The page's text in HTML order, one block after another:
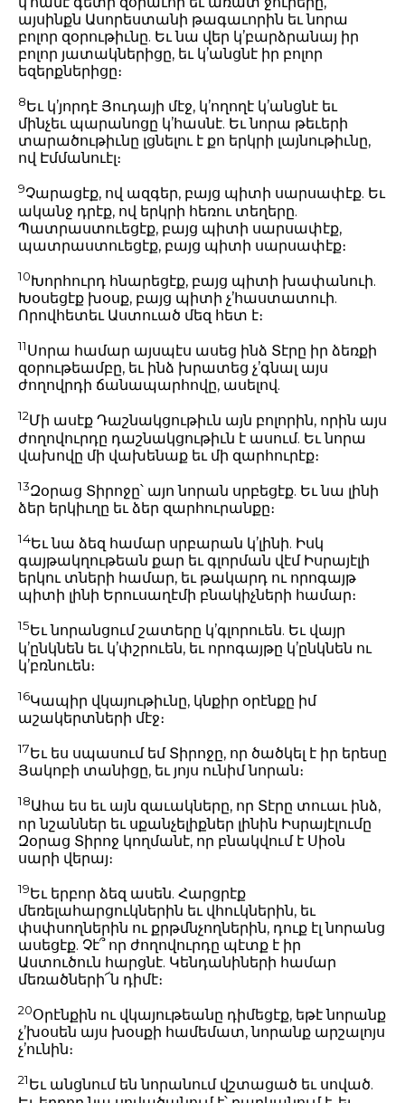
այսինքն Ասորեստանի թագաւորին եւ նորա
բոլոր զօրութիւնը. Եւ նա վեր կ’բարձրանայ իր
բոլոր յատակներիցը, եւ կ’անցնէ իր բոլոր
եզերքներիցը։
8Եւ կ’յորդէ Յուդայի մէջ, կ’ողողէ կ’անցնէ եւ
մինչեւ պարանոցը կ’հասնէ. Եւ նորա թեւերի
տարածութիւնը լցնելու է քո երկրի լայնութիւնը,
ով Էմմանուէլ։
9Չարացէք, ով ազգեր, բայց պիտի սարսափէք. Եւ
ականջ դրէք, ով երկրի հեռու տեղերը.
Պատրաստուեցէք, բայց պիտի սարսափէք,
պատրաստուեցէք, բայց պիտի սարսափէք։
10Խորհուրդ հնարեցէք, բայց պիտի խափանուի.
Խօսեցէք խօսք, բայց պիտի չ’հաստատուի.
Որովհետեւ Աստուած մեզ հետ է։
11Սորա համար այսպէս ասեց ինձ Տէրը իր ձեռքի
զօրութեամբը, եւ ինձ խրատեց չ’գնալ այս
ժողովրդի ճանապարհովը, ասելով.
12Մի ասէք Դաշնակցութիւն այն բոլորին, որին այս
ժողովուրդը դաշնակցութիւն է ասում. Եւ նորա
վախովը մի վախենաք եւ մի զարհուրէք։
13Զօրաց Տիրոջը՝ այո նորան սրբեցէք. Եւ նա լինի
ձեր երկիւղը եւ ձեր զարհուրանքը։
14Եւ նա ձեզ համար սրբարան կ’լինի. Իսկ
գայթակղութեան քար եւ գլորման վէմ Իսրայէլի
երկու տների համար, եւ թակարդ ու որոգայթ
պիտի լինի Երուսաղէմի բնակիչների համար։
15Եւ նորանցում շատերը կ’գլորուեն. Եւ վայր
կ’ընկնեն եւ կ’փշրուեն, եւ որոգայթը կ’ընկնեն ու
կ’բռնուեն։
16Կապիր վկայութիւնը, կնքիր օրէնքը իմ
աշակերտների մէջ։
17Եւ ես սպասում եմ Տիրոջը, որ ծածկել է իր երեսը
Յակոբի տանիցը, եւ յոյս ունիմ նորան։
18Ահա ես եւ այն զաւակները, որ Տէրը տուաւ ինձ,
որ նշաններ եւ սքանչելիքներ լինին Իսրայէլումը
Զօրաց Տիրոջ կողմանէ, որ բնակվում է Սիօն
սարի վերայ։
19Եւ երբոր ձեզ ասեն. Հարցրէք
մեռելահարցուկներին եւ վհուկներին, եւ
փսփսողներին ու քրթմնչողներին, դուք էլ նորանց
ասեցէք. Չէ՞ որ ժողովուրդը պէտք է իր
Աստուծուն հարցնէ. Կենդանիների համար
մեռածների՜ն դիմէ։
20Օրէնքին ու վկայութեանը դիմեցէք, եթէ նորանք
չ’խօսեն այս խօսքի համեմատ, նորանք արշալոյս
չ’ունին։
21Եւ անցնում են նորանում վշտացած եւ սոված.